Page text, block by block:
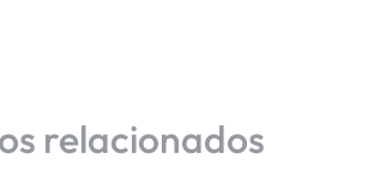
relacionados